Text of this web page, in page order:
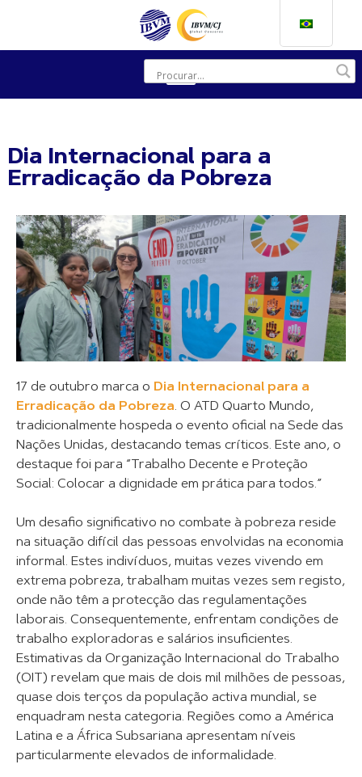
Dia Internacional para a
Erradicação da Pobreza
17 de outubro marca o Dia Internacional para a
Erradicação da Pobreza. O ATD Quarto Mundo,
tradicionalmente hospeda o evento oficial na Sede das
Nações Unidas, destacando temas críticos. Este ano, o
destaque foi para “Trabalho Decente e Proteção
Social: Colocar a dignidade em prática para todos.”
Um desafio significativo no combate à pobreza reside
na situação difícil das pessoas envolvidas na economia
informal. Estes indivíduos, muitas vezes vivendo em
extrema pobreza, trabalham muitas vezes sem registo,
onde não têm a protecção das regulamentações
laborais. Consequentemente, enfrentam condições de
trabalho exploradoras e salários insuficientes.
Estimativas da Organização Internacional do Trabalho
(OIT) revelam que mais de dois mil milhões de pessoas,
quase dois terços da população activa mundial, se
enquadram nesta categoria. Regiões como a América
Latina e a África Subsariana apresentam níveis
particularmente elevados de informalidade.